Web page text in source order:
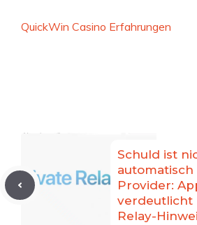
QuickWin Casino Erfahrungen
Schuld ist
automatisch
Provider:
verdeutlicht
Relay-